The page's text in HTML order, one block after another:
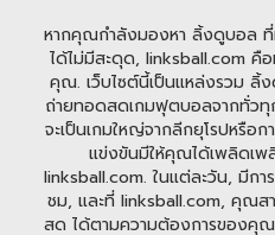
หากคุณกำลังมองหา ลิ้งดูบอล ที่
ได้ไม่มีสะดุด, linksball.com คื
คุณ. เว็บไซต์นี้เป็นแหล่งรวม ลิ้
ถ่ายทอดสดเกมฟุตบอลจากทั่วทุ
จะเป็นเกมใหญ่จากลีกยุโรปหรือก
แข่งขันมีให้คุณได้เพลิดเ
linksball.com. ในแต่ละวัน, มีก
ชม, และที่ linksball.com, คุณส
สด ได้ตามความต้องการของคุ